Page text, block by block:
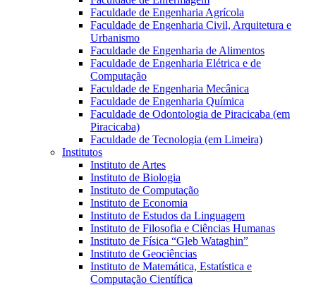
Faculdade de Engenharia Agrícola
Faculdade de Engenharia Civil, Arquitetura e
Urbanismo
Faculdade de Engenharia de Alimentos
Faculdade de Engenharia Elétrica e de
Computação
Faculdade de Engenharia Mecânica
Faculdade de Engenharia Química
Faculdade de Odontologia de Piracicaba (em
Piracicaba)
Faculdade de Tecnologia (em Limeira)
Institutos
Instituto de Artes
Instituto de Biologia
Instituto de Computação
Instituto de Economia
Instituto de Estudos da Linguagem
Instituto de Filosofia e Ciências Humanas
Instituto de Física “Gleb Wataghin”
Instituto de Geociências
Instituto de Matemática, Estatística e
Computação Científica